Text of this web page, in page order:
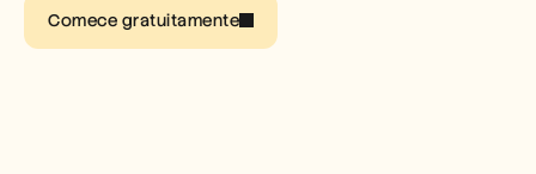
Comece gratuitamente
Carreiras